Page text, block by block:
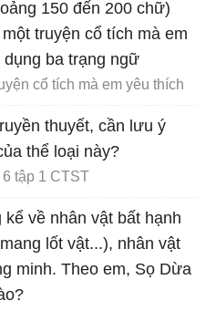
150 đến 200 chữ)
truyện cổ tích mà em
ba trạng ngữ
cổ tích mà em yêu thích
thuyết, cần lưu ý
thể loại này?
tập 1 CTST
về nhân vật bất hạnh
lốt vật...), nhân vật
minh. Theo em, Sọ Dừa